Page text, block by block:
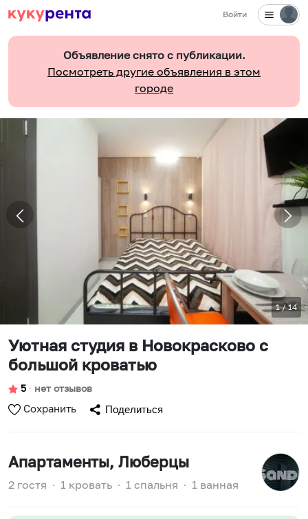
Войти
Объявление снято с публикации.
Посмотреть другие объявления в этом
городе
1/14
Уютная студия в Новокрасково с
большой кроватью
5 ∙ нет отзывов
Сохранить Поделиться
Апартаменты, Люберцы
2 гостя ∙ 1 кровать ∙ 1 спальня ∙ 1 ванная